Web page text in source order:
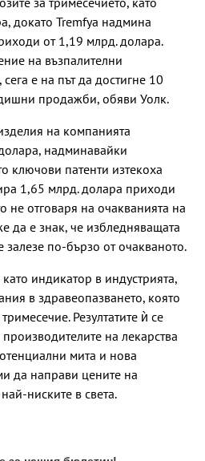
докато Tremfya надмина
от 1,19 млрд. долара.
на възпалителни
е на път да достигне 10
продажби, обяви Уолк.
на компанията
надминавайки
ключови патенти изтекоха
1,65 млрд. долара приходи
не отговаря на очакванията на
да е знак, че избледняващата
залезе по-бързо от очакваното.
индикатор в индустрията,
в здравеопазването, която
Резултатите ѝ се
на лекарства
мита и нова
да направи цените на
ниските в света.